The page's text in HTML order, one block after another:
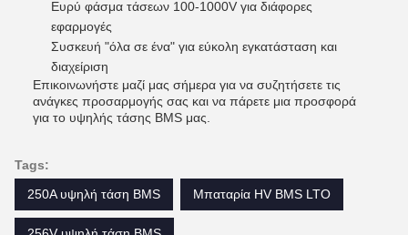
Ευρύ φάσμα τάσεων 100-1000V για διάφορες
εφαρμογές
Συσκευή "όλα σε ένα" για εύκολη εγκατάσταση και
διαχείριση
Επικοινωνήστε μαζί μας σήμερα για να συζητήσετε τις
ανάγκες προσαρμογής σας και να πάρετε μια προσφορά
για το υψηλής τάσης BMS μας.
Tags:
250A υψηλή τάση BMS
Μπαταρία HV BMS LTO